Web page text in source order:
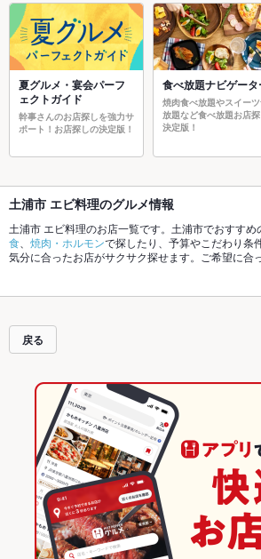
夏グルメ・宴会パーフ
ェクトガイド
幹事さんのお店探しを強力サ
ポート！お店探しの決定版！
食べ放題ナビゲータ
焼肉食べ放題やスイー
放題など食べ放題お店
決定版！
土浦市 エビ料理のグルメ情報
土浦市 エビ料理のお店一覧です。土浦市でおすすめ
食
焼肉・ホルモンで探したり、予算やこだわり条
気分に合ったお店がサクサク探せます。ご希望に合
モツ煮込みや季節のおすすめ料理など、お店の最新
うしの飲み会にも、会社の宴会にも、デートやパー
ットペッパーグルメをご利用ください。
戻る